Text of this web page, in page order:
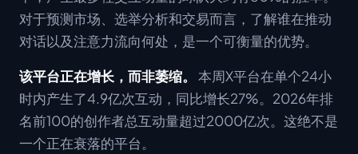
对于预测市场、选举分析和交易而言，了解谁在推动
对话以及注意力流向何处，是一个可衡量的优势。
该平台正在增长，而非萎缩。
本周X平台在单个24小
时内产生了4.9亿次互动，同比增长27%。2026年排
名前100的创作者总互动量超过2000亿次。这绝不是
一个正在衰落的平台。